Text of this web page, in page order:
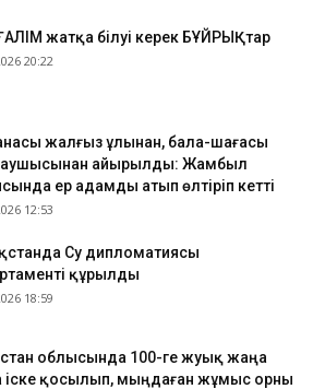
жатқа білуі керек БҰЙРЫҚтар
20:22
жалғыз ұлынан, бала-шағасы
айырылды: Жамбыл
ер адамды атып өлтіріп кетті
12:53
Су дипломатиясы
құрылды
18:59
облысында 100-ге жуық жаңа
іске қосылып, мыңдаған жұмыс орны